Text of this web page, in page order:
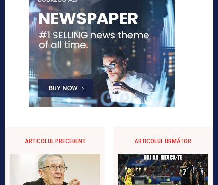
ARTICOLUL PRECEDENT ARTICOLUL URMĂTOR